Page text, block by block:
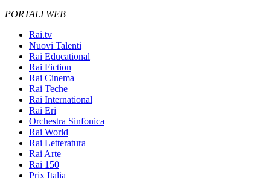
PORTALI WEB
Rai.tv
Nuovi Talenti
Rai Educational
Rai Fiction
Rai Cinema
Rai Teche
Rai International
Rai Eri
Orchestra Sinfonica
Rai World
Rai Letteratura
Rai Arte
Rai 150
Prix Italia